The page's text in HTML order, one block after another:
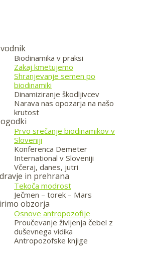
Biodinamika v praksi
Zakaj kmetujemo
Shranjevanje semen po
biodinamiki
Dinamiziranje škodljivcev
Narava nas opozarja na našo
krutost
Prvo srečanje biodinamikov v
Sloveniji
Konferenca Demeter
International v Sloveniji
Včeraj, danes, jutri
in prehrana
Tekoča modrost
Ječmen – torek – Mars
obzorja
Osnove antropozofije
Proučevanje življenja čebel z
duševnega vidika
Antropozofske knjige